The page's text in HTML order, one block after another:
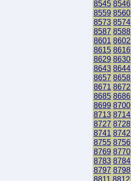
8545 8546
8559 8560
8573 8574
8587 8588
8601 8602
8615 8616
8629 8630
8643 8644
8657 8658
8671 8672
8685 8686
8699 8700
8713 8714
8727 8728
8741 8742
8755 8756
8769 8770
8783 8784
8797 8798
8811 8812